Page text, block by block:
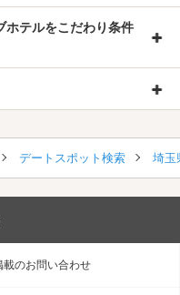
ホテルをこだわり条件
デートスポット検索 埼玉
載のお問い合わせ